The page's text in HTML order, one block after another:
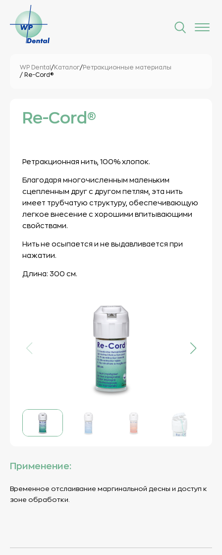
WP Dental /Каталог/Ретракционные материалы
/ Re-Cord®
Re-Cord®
Ретракционная нить, 100% хлопок.
Благодаря многочисленным маленьким
сцепленным друг с другом петлям, эта нить
имеет трубчатую структуру, обеспечивающую
легкое внесение с хорошими впитывающими
свойствами.
Нить не осыпается и не выдавливается при
нажатии.
Длина: 300 см.
Применение:
Временное отслаивание маргинальной десны и доступ к
зоне обработки.